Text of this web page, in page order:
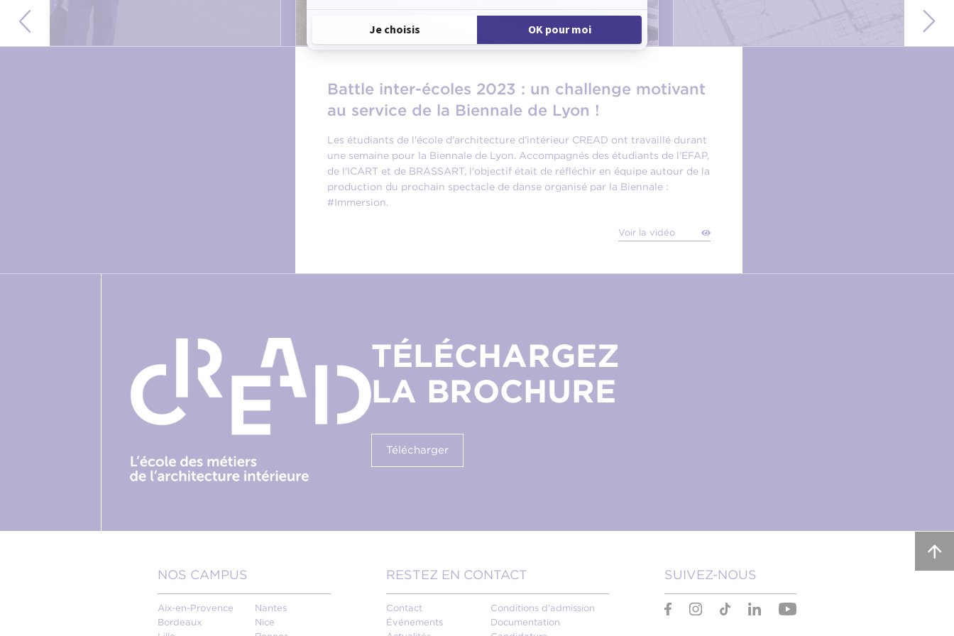
Battle inter-écoles 2023 : un challenge motivant
au service de la Biennale de Lyon !
Les étudiants de l'école d'architecture d'intérieur CREAD ont travaillé durant
une semaine pour la Biennale de Lyon. Accompagnés des étudiants de l'EFAP,
de l'ICART et de BRASSART, l'objectif était de réfléchir en équipe autour de la
production du prochain spectacle de danse organisé par la Biennale :
#Immersion.
Voir la vidéo
TÉLÉCHARGEZ
LA BROCHURE
Télécharger
NOS CAMPUS
Aix-en-Provence
Bordeaux
Nantes
Nice
RESTEZ EN CONTACT
Contact
Événements
Conditions d'admission
Documentation
SUIVEZ-NOUS